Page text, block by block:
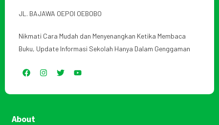
JL. BAJAWA OEPOI OEBOBO
Nikmati Cara Mudah dan Menyenangkan Ketika Membaca
Buku, Update Informasi Sekolah Hanya Dalam Genggaman
About